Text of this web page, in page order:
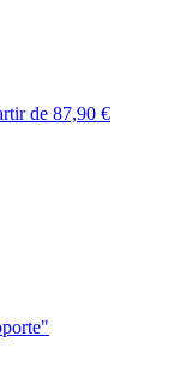
de 87,90 €